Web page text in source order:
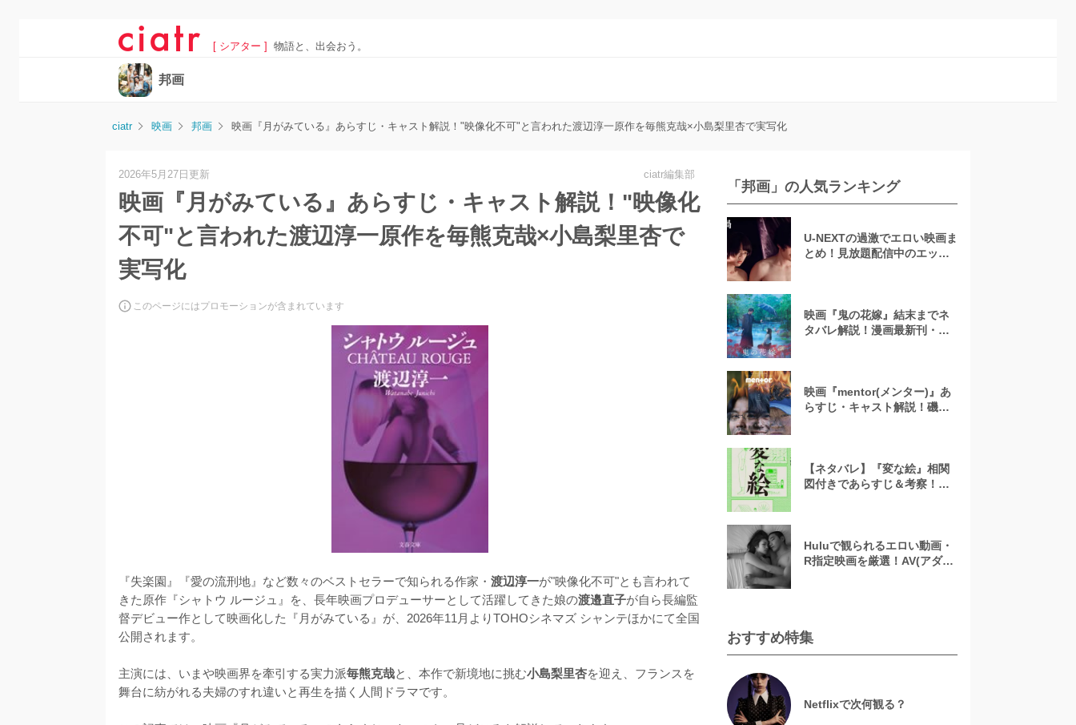
[ シアター ] 物語と、出会おう。
邦画
ciatr 映画 邦画 映画『月がみている』あらすじ・キャスト解説！"映像化不可"と言われた渡辺淳一原作を毎熊克哉×小島梨里杏で実写化
2026年5月27日更新 ciatr編集部
映画『月がみている』あらすじ・キャスト解説！"映像化
不可"と言われた渡辺淳一原作を毎熊克哉×小島梨里杏で
実写化
このページにはプロモーションが含まれています
『失楽園』『愛の流刑地』など数々のベストセラーで知られる作家・ 渡辺淳一が"映像化不可"とも言われて
きた原作『シャトウ ルージュ』を、長年映画プロデューサーとして活躍してきた娘の渡邉直子が自ら長編監
督デビュー作として映画化した『月がみている』が、2026年11月よりTOHOシネマズ シャンテほかにて全国
公開されます。
主演には、いまや映画界を牽引する実力派毎熊克哉と、本作で新境地に挑む小島梨里杏を迎え、フランスを
舞台に紡がれる夫婦のすれ違いと再生を描く人間ドラマです。
「邦画」の人気ランキング
U-NEXTの過激でエロい映画ま
とめ！見放題配信中のエッチ
映画『鬼の花嫁』結末までネ
タバレ解説！漫画最新刊・小
映画『mentor(メンター)』あ
らすじ・キャスト解説！磯村
メント
【ネタバレ】『変な絵』相関
図付きであらすじ＆考察！重
Huluで観られるエロい動画・
R指定映画を厳選！AV(アダル
おすすめ特集
Netflixで次何観る？